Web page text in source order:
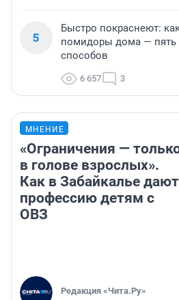
5
Быстро покраснеют:
помидоры дома —
способов
6 657 3
МНЕНИЕ
«Ограничения —
в голове взрослых».
Как в Забайкалье дают
профессию детям с
ОВЗ
Редакция «Чита.Ру»